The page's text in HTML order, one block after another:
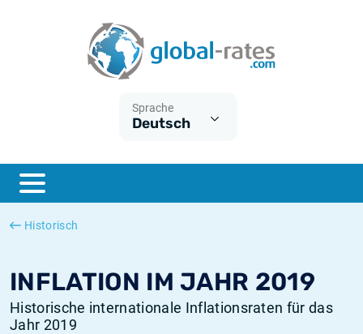
Sprache
Deutsch
Historisch
INFLATION IM JAHR 2019
Historische internationale Inflationsraten für das
Jahr 2019
ESTER
SONIA
Was ist die VPI-Inflation?
Was ist die HVPI-Inflation?
Deutsche inflation
Europäische inflation
Historische Euribor-Sätze
Historische ESTER-Sätze
Historische SOFR-Sätze
Historische SONIA-Sätze
Inflationsrechner